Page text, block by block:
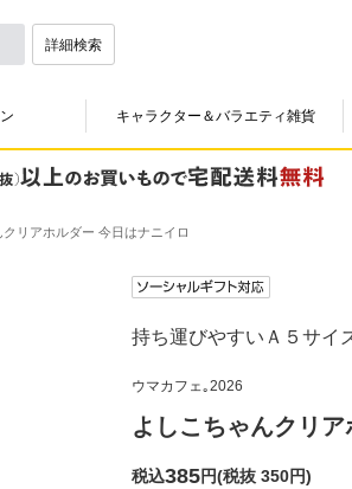
詳細検索
キャラクター＆バラエティ雑貨
クリアホルダー 今日はナニイロ
持ち運びやすいＡ５サイ
ウマカフェ｡2026
よしこちゃんクリ
税込385円(税抜 350円)